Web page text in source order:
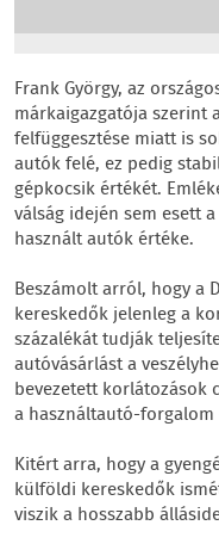
Frank György, az
márkaigazgatója szerint
felfüggesztése miatt is
autók felé, ez pedig
gépkocsik értékét.
válság idején sem esett
használt autók értéke.
Beszámolt arról, hogy a
kereskedők jelenleg a
százalékát tudják
autóvásárlást a
bevezetett korlátozások
a használtautó-
Kitért arra, hogy a
külföldi kereskedők
viszik a hosszabb